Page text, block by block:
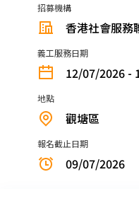
招募機構
香港社會服務
義工服務日期
12/07/2026 -
地點
觀塘區
報名截止日期
09/07/2026